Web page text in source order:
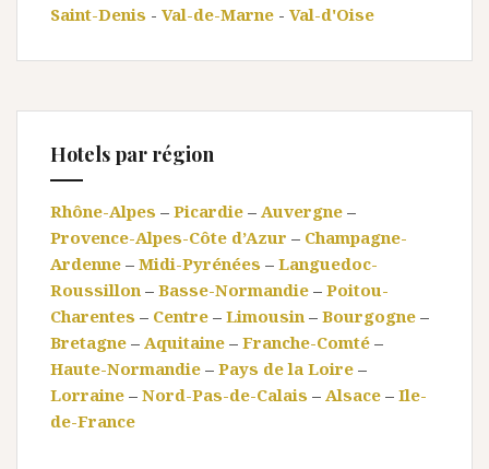
Saint-Denis - Val-de-Marne - Val-d'Oise
Hotels par région
Rhône-Alpes – Picardie – Auvergne –
Provence-Alpes-Côte d’Azur – Champagne-
Ardenne – Midi-Pyrénées – Languedoc-
Roussillon – Basse-Normandie – Poitou-
Charentes – Centre – Limousin – Bourgogne –
Bretagne – Aquitaine – Franche-Comté –
Haute-Normandie – Pays de la Loire –
Lorraine – Nord-Pas-de-Calais – Alsace – Ile-
de-France